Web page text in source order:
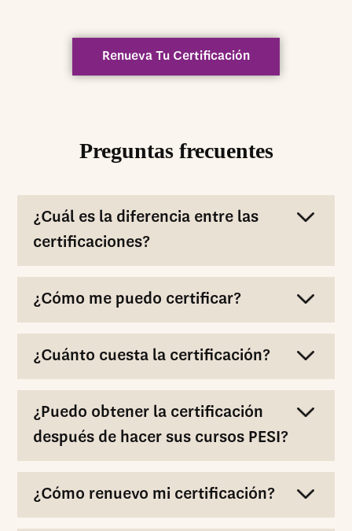
Renueva Tu Certificación
Preguntas frecuentes
¿Cuál es la diferencia entre las
certificaciones?
¿Cómo me puedo certificar?
¿Cuánto cuesta la certificación?
¿Puedo obtener la certificación
después de hacer sus cursos PESI?
¿Cómo renuevo mi certificación?